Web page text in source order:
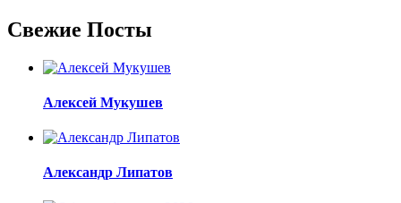
Свежие Посты
Алексей Мукушев
Александр Липатов